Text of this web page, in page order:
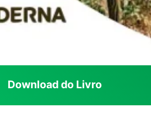
Download do Livro